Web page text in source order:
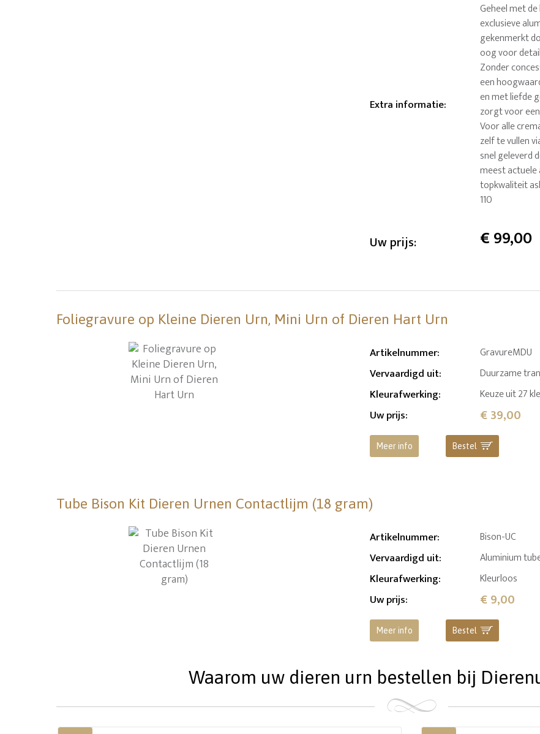
Extra informatie:
Geheel met
exclusieve
gekenmerkt
oog voor
Zonder
een
en met liefde
zorgt voor
Voor alle
zelf te vullen
snel geleverd
meest actuele
topkwaliteit
110
Uw prijs: €99,00
Foliegravure op Kleine Dieren Urn, Mini Urn of Dieren Hart Urn
Artikelnummer: GravureMDU
Vervaardigd uit: Duurzame
Kleurafwerking: Keuze uit 27
Uw prijs: € 39,00
Meer info Bestel
Tube Bison Kit Dieren Urnen Contactlijm (18 gram)
Artikelnummer: Bison-UC
Vervaardigd uit: Aluminium
Kleurafwerking: Kleurloos
Uw prijs: € 9,00
Meer info Bestel
Waarom uw dieren urn bestellen bij